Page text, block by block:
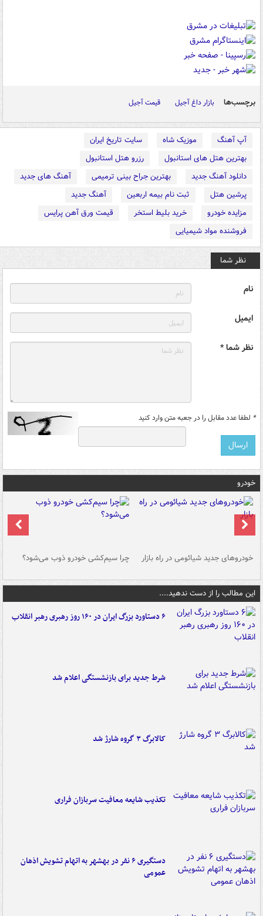
برچسب‌ها بازار داغ آجیل قیمت آجیل
آپ آهنگ موزیک شاه
سایت تاریخ ایران
بهترین هتل های استانبول
رزرو هتل استانبول
دانلود آهنگ جدید
بهترین جراح بینی ترمیمی
آهنگ های جدید
پرشین هتل
ثبت نام بیمه اربعین
آهنگ جدید
مزایده خودرو
خرید بلیط استخر
قیمت ورق آهن پرایس
فروشنده مواد شیمیایی
نظر شما
نام
ایمیل
نظر شما *
* لطفا عدد مقابل را در جعبه متن وارد کنید
خودرو
خودروهای جدید شیائومی در راه بازار چرا سیم‌کشی خودرو ذوب می‌شود؟
این مطالب را از دست ندهید....
۶ دستاورد بزرگ ایران در ۱۶۰ روز رهبری رهبر انقلاب
شرط جدید برای بازنشستگی اعلام شد
کالابرگ ۳ گروه شارژ شد
تکذیب شایعه معافیت سربازان فراری
دستگیری ۶ نفر در بهشهر به اتهام تشویش اذهان
عمومی